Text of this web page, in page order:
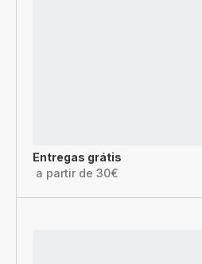
Entregas grátis
a partir de 30€